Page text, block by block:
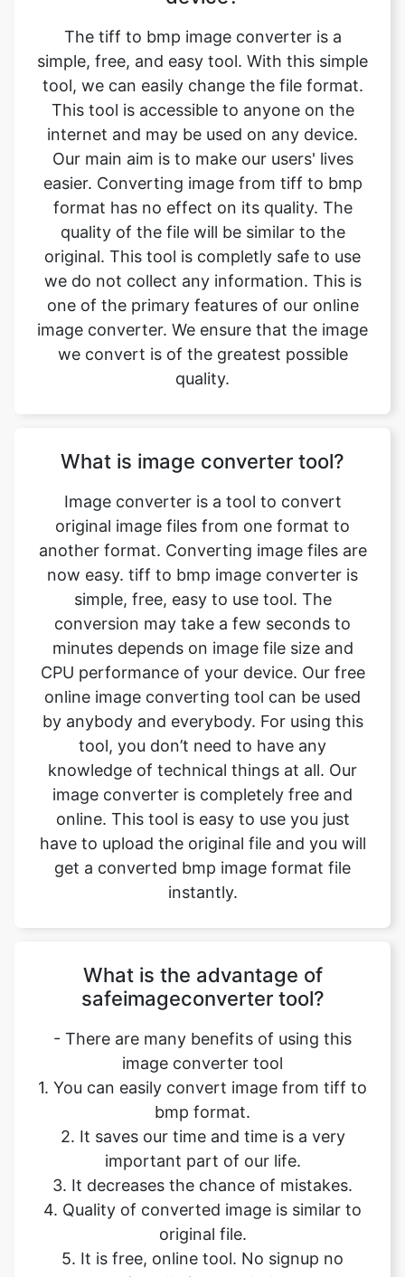
tool, we can easily change the file format.
This tool is accessible to anyone on the
internet and may be used on any device.
Our main aim is to make our users' lives
easier. Converting image from tiff to bmp
format has no effect on its quality. The
quality of the file will be similar to the
original. This tool is completly safe to use
we do not collect any information. This is
one of the primary features of our online
image converter. We ensure that the image
we convert is of the greatest possible
quality.
What is image converter tool?
original image files from one format to
another format. Converting image files are
now easy. tiff to bmp image converter is
simple, free, easy to use tool. The
conversion may take a few seconds to
minutes depends on image file size and
CPU performance of your device. Our free
online image converting tool can be used
by anybody and everybody. For using this
tool, you don’t need to have any
knowledge of technical things at all. Our
image converter is completely free and
online. This tool is easy to use you just
have to upload the original file and you will
get a converted bmp image format file
instantly.
What is the advantage of
- There are many benefits of using this
image converter tool
1. You can easily convert image from tiff to
bmp format.
2. It saves our time and time is a very
important part of our life.
3. It decreases the chance of mistakes.
4. Quality of converted image is similar to
original file.
5. It is free, online tool. No signup no
installation needed.
6. Safe and secure tool.
7. It takes no time to give desired result.